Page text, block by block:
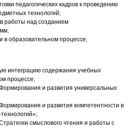
педагогических кадров к проведению
технологий;
работы над созданием
в образовательном процессе;
интеграцию содержания учебных
процессе;
и развития универсальных
и развития компетентности в
смыслового чтения и работы с